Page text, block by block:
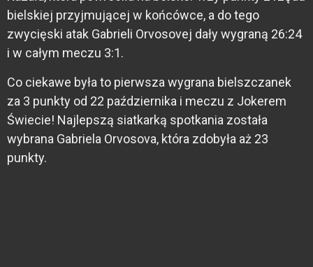
bielskiej przyjmującej w końcówce, a do tego
zwycięski atak Gabrieli Orvosovej dały wygraną 26:24
i w całym meczu 3:1.
Co ciekawe była to pierwsza wygrana bielszczanek
za 3 punkty od 22 października i meczu z Jokerem
Świecie! Najlepszą siatkarką spotkania została
wybrana Gabriela Orvosova, która zdobyła aż 23
punkty.